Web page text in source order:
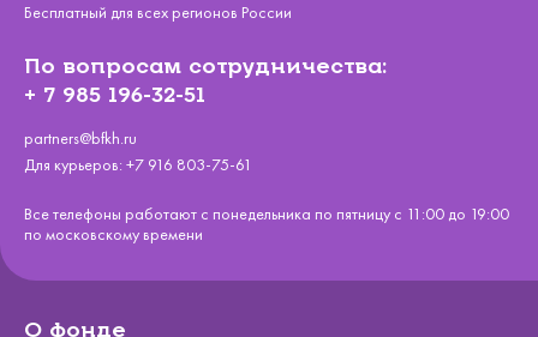
Бесплатный для всех регионов России
По вопросам сотрудничества:
+ 7 985 196-32-51
partners@bfkh.ru
Для курьеров: +7 916 803-75-61
Все телефоны работают с понедельника по пятницу с 11:00 до 19:00
по московскому времени
О фонде